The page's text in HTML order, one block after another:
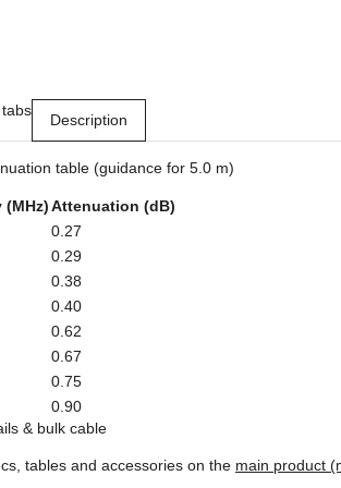
Description
table (guidance for 5.0 m)
(MHz)Attenuation (dB)
0.27
0.29
0.38
0.40
0.62
0.67
0.75
0.90
& bulk cable
tables and accessories on the main product